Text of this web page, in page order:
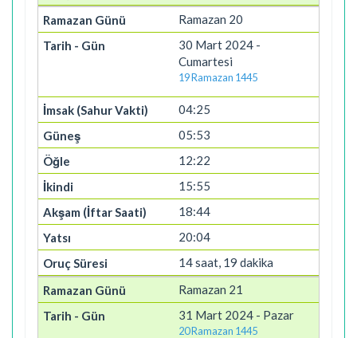
Ramazan 20
30 Mart 2024 -
Cumartesi
19 Ramazan 1445
04:25
05:53
12:22
15:55
18:44
20:04
14 saat, 19 dakika
Ramazan 21
31 Mart 2024 - Pazar
20 Ramazan 1445